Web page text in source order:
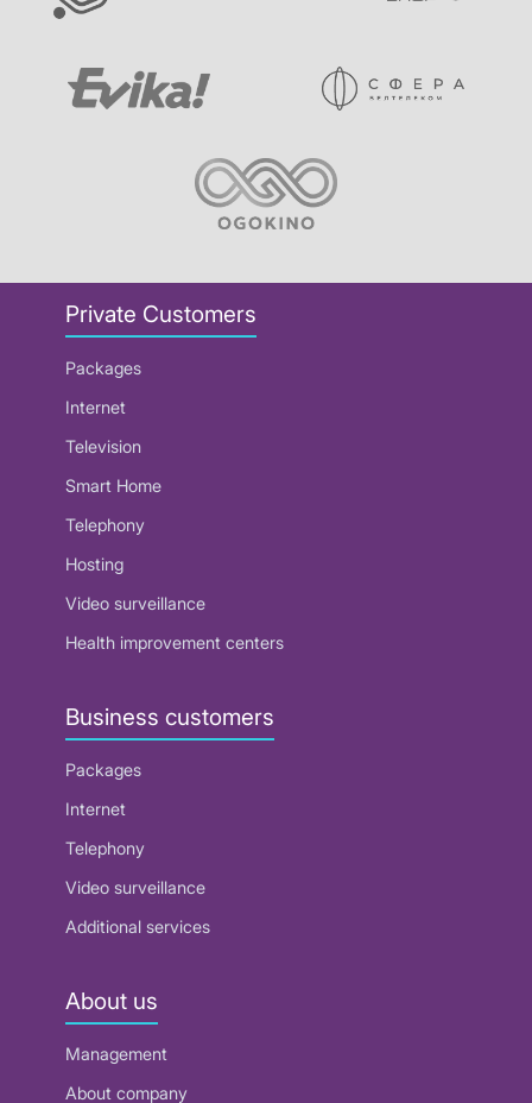
Private Customers
Packages
Internet
Television
Smart Home
Telephony
Hosting
Video surveillance
Health improvement centers
Business customers
Packages
Internet
Telephony
Video surveillance
Additional services
About us
Management
About company